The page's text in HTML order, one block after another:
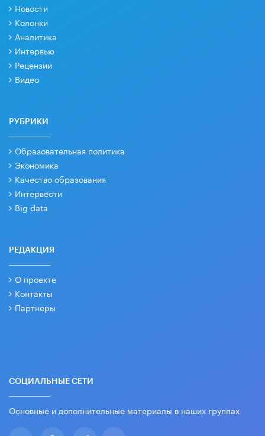
Новости
Колонки
Аналитика
Интервью
Рецензии
Видео
РУБРИКИ
Образовательная политика
Экономика
Качество образования
Интервести
Big data
РЕДАКЦИЯ
О проекте
Контакты
Партнеры
СОЦИАЛЬНЫЕ СЕТИ
Основные и дополнительные материалы в наших группах